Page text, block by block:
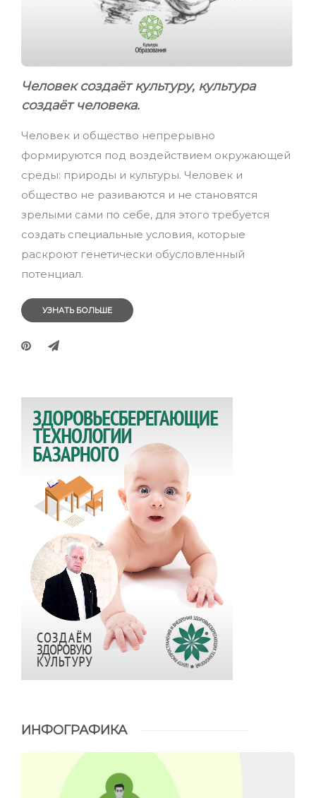
Человек создаёт культуру, культура
создаёт человека.
Человек и общество непрерывно
формируются под воздействием окружающей
среды: природы и культуры. Человек и
общество не разиваются и не становятся
зрелыми сами по себе, для этого требуется
создать специальные условия, которые
раскроют генетически обусловленный
потенциал.
УЗНАТЬ БОЛЬШЕ
ИНФОГРАФИКА